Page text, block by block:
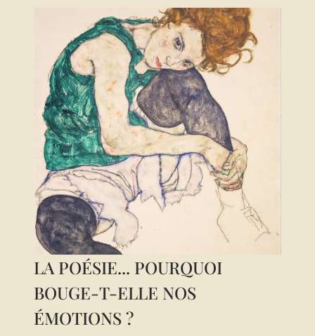
la fois, nous dit que l’art commence là où l’humain
cherche à rendre visible ce qu’il ressent.
Longtemps, l’art fut considéré comme une imitation
du réel. Représenter un dieu grec dans le marbre,
peindre la lumière d’un paysage toscan, c’était
copier le monde pour en saisir l’essence. Mais la
modernité a montré que l’art n’était pas seulement
dans l’image fidèle : Kandinsky peignait des toiles
abstraites pour donner forme à la musique qu’il
entendait, Pollock jetait la couleur sur la
LA POÉSIE... POURQUOI
BOUGE-T-ELLE NOS
ÉMOTIONS ?